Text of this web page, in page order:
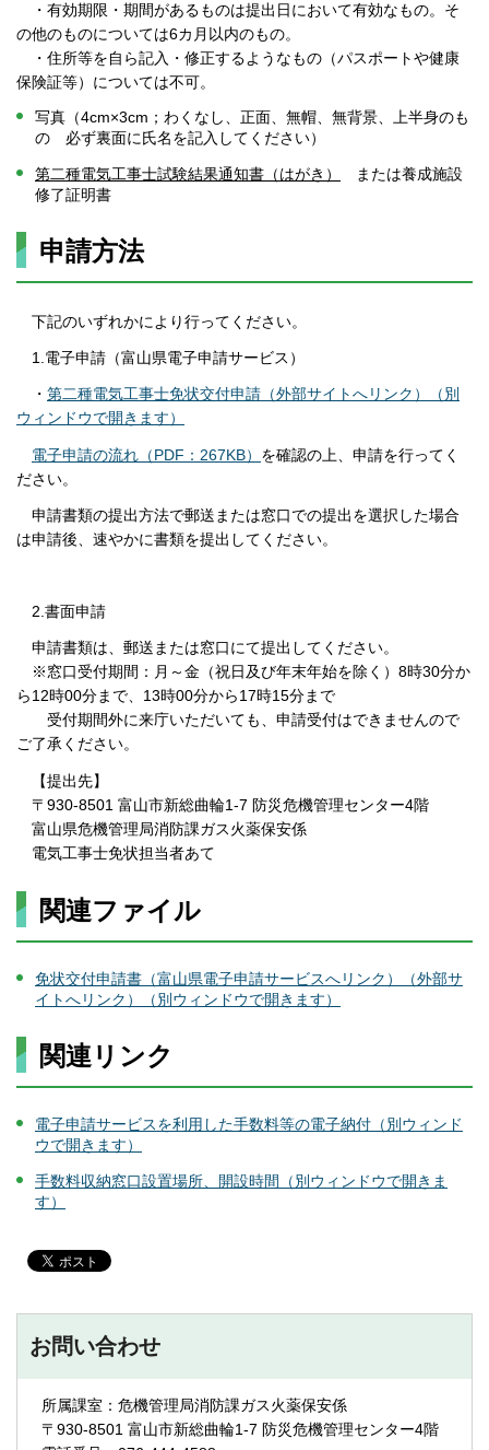
・有効期限・期間があるものは提出日において有効なもの。そ
の他のものについては6カ月以内のもの。
・住所等を自ら記入・修正するようなもの（パスポートや健康
保険証等）については不可。
写真（4cm×3cm；わくなし、正面、無帽、無背景、上半身のも
の 必ず裏面に氏名を記入してください）
第二種電気工事士試験結果通知書（はがき）
または養成施設
修了証明書
申請方法
下記のいずれかにより行ってください。
1.電子申請（富山県電子申請サービス）
・ 第二種電気工事士免状交付申請（外部サイトへリンク）（別
ウィンドウで開きます）
電子申請の流れ（PDF：267KB） を確認の上、申請を行ってく
ださい。
申請書類の提出方法で郵送または窓口での提出を選択した場合
は申請後、速やかに書類を提出してください。
2.書面申請
申請書類は、郵送または窓口にて提出してください。
※窓口受付期間：月～金（祝日及び年末年始を除く）8時30分か
ら12時00分まで、13時00分から17時15分まで
受付期間外に来庁いただいても、申請受付はできませんので
ご了承ください。
【提出先】
〒930-8501 富山市新総曲輪1-7 防災危機管理センター4階
富山県危機管理局消防課ガス火薬保安係
電気工事士免状担当者あて
関連ファイル
免状交付申請書（富山県電子申請サービスへリンク）（外部サ
イトへリンク）（別ウィンドウで開きます）
関連リンク
電子申請サービスを利用した手数料等の電子納付（別ウィンド
ウで開きます）
手数料収納窓口設置場所、開設時間（別ウィンドウで開きま
す）
お問い合わせ
所属課室：危機管理局消防課ガス火薬保安係
〒930-8501 富山市新総曲輪1-7 防災危機管理センター4階